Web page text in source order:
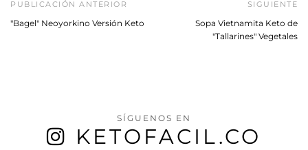
PUBLICACIÓN ANTERIOR
"Bagel" Neoyorkino Versión Keto
SIGUIENTE
Sopa Vietnamita Keto de
"Tallarines" Vegetales
SÍGUENOS EN
KETOFACIL.CO